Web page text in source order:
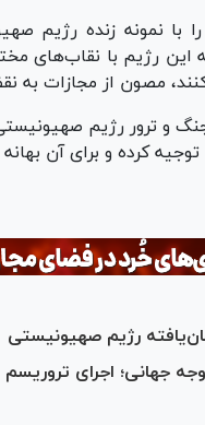
با نمونه زنده رژیم
رژیم با نقاب‌های
مصون از مجازات به
جنگ و ترور رژیم
کرده و برای آن بهانه
رژیم صهیونیستی
جهانی؛ اجرای